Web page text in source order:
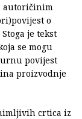
autoričinim
o
je tekst
se mogu
povijest
proizvodnje
crtica iz